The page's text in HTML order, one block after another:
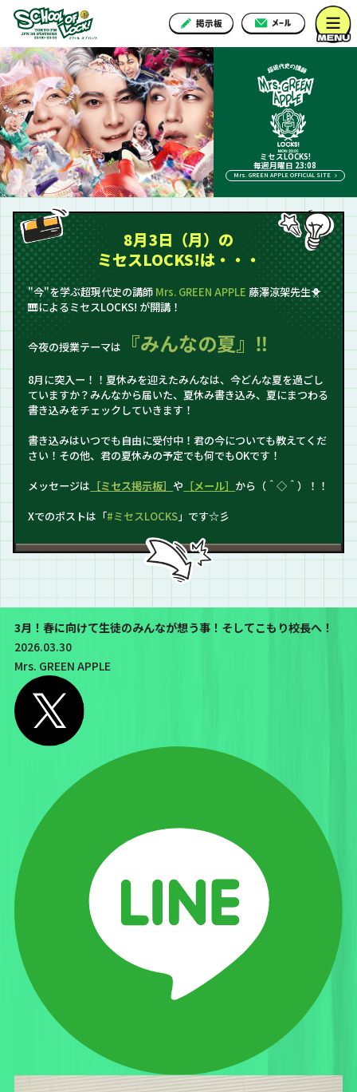
ミセスLOCKS!
毎週月曜日 23:08
Mrs. GREEN APPLE OFFICIAL SITE
8月3日（月）の
ミセスLOCKS!は・・・
"今"を学ぶ超現代史の講師 Mrs. GREEN APPLE 藤澤涼架先生🐥
🎹によるミセスLOCKS! が開講！
今夜の授業テーマは 『みんなの夏』‼
8月に突入ー！！夏休みを迎えたみんなは、今どんな夏を過ごし
ていますか？みんなから届いた、夏休み書き込み、夏にまつわる
書き込みをチェックしていきます！
書き込みはいつでも自由に受付中！君の今についても教えてくだ
さい！その他、君の夏休みの予定でも何でもOKです！
メッセージは ［ミセス掲示板］や ［メール］ から（＾◇＾）！！
Xでのポストは「#ミセスLOCKS」です☆彡
3月！春に向けて生徒のみんなが想う事！そしてこもり校長へ！
2026.03.30
Mrs. GREEN APPLE